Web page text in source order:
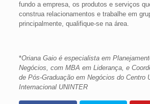
fundo a empresa, os produtos e serviços
construa relacionamentos e trabalhe em
principalmente, qualifique-se na área.
*Oriana Gaio é especialista em
Negócios, com MBA em Liderança, e
de Pós-Graduação em Negócios do Centro
Internacional UNINTER